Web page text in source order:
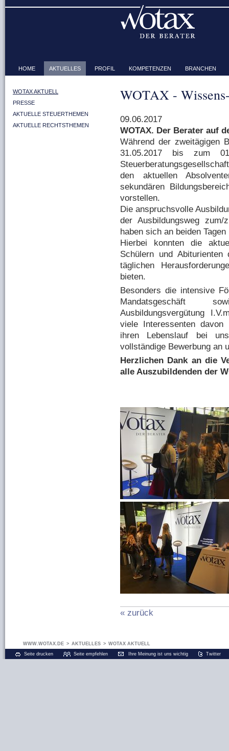
HOME AKTUELLES PROFIL KOMPETENZEN BRANCHEN
WOTAX AKTUELL
PRESSE
AKTUELLE STEUERTHEMEN
AKTUELLE RECHTSTHEMEN
WOTAX -
09.06.2017
WOTAX. Der Berater auf
Während der zweitägigen
31.05.2017 bis zum
den aktuellen
sekundären
vorstellen.
Die anspruchsvolle
der Ausbildungsweg zum/
haben sich an beiden
Hierbei konnten die
Schülern und
täglichen
bieten.
Besonders die intensive
Mandatsgeschäft
Ausbildungsvergütung
viele Interessenten
ihren Lebenslauf bei
vollständige Bewerbung an
Herzlichen Dank an die
alle Auszubildenden der
« zurück
WWW.WOTAX.DE > AKTUELLES > WOTAX AKTUELL
Seite drucken
Seite empfehlen Ihre Meinung ist uns wichtig Twitter